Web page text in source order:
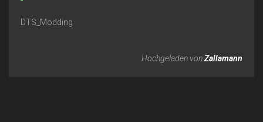
DTS_Modding
Hochgeladen vonZallamann